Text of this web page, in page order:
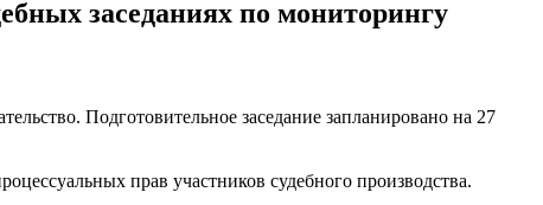
заседаниях по мониторингу
Подготовительное заседание запланировано на 27
прав участников судебного производства.